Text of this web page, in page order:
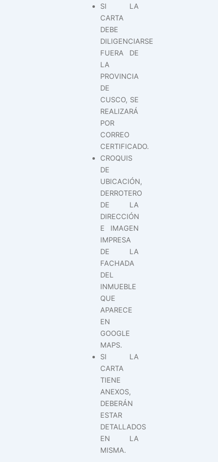
SI LA
CARTA
DEBE
DILIGENCIARSE
FUERA DE
LA
PROVINCIA
DE
CUSCO, SE
REALIZARÁ
POR
CORREO
CERTIFICADO.
CROQUIS
DE
UBICACIÓN,
DERROTERO
DE LA
DIRECCIÓN
E IMAGEN
IMPRESA
DE LA
FACHADA
DEL
INMUEBLE
QUE
APARECE
EN
GOOGLE
MAPS.
SI LA
CARTA
TIENE
ANEXOS,
DEBERÁN
ESTAR
DETALLADOS
EN LA
MISMA.